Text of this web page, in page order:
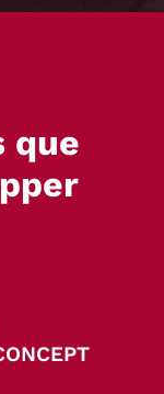
que